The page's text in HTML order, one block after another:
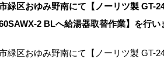
緑区おゆみ野南にて【ノーリツ製 GT-
2 BLへ給湯器取替作業】を行い
緑区おゆみ野南にて【ノーリツ製 GT-